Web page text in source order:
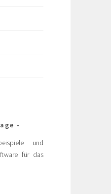
und
für das